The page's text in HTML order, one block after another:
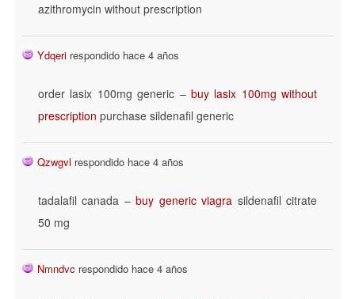
azithromycin without prescription
Ydqeri respondido hace 4 años
order lasix 100mg generic – buy lasix 100mg without
prescription purchase sildenafil generic
Qzwgvl respondido hace 4 años
tadalafil canada –buy generic viagra sildenafil citrate
50 mg
Nmndvc respondido hace 4 años